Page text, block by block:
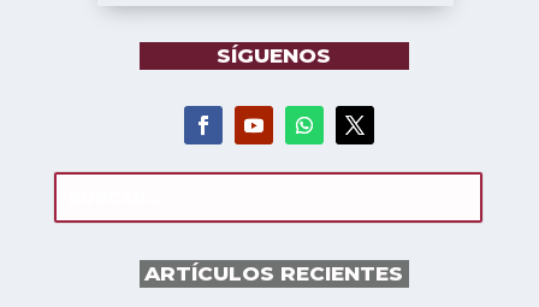
SÍGUENOS
ARTÍCULOS RECIENTES